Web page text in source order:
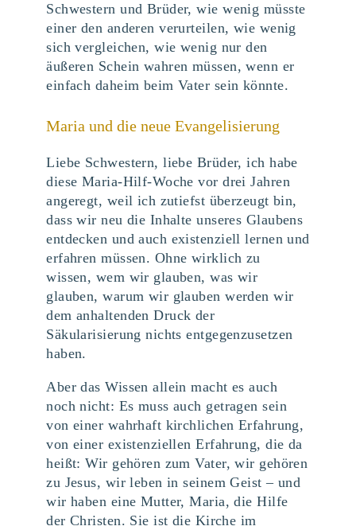
Schwestern und Brüder, wie wenig müsste
einer den anderen verurteilen, wie wenig
sich vergleichen, wie wenig nur den
äußeren Schein wahren müssen, wenn er
einfach daheim beim Vater sein könnte.
Maria und die neue Evangelisierung
Liebe Schwestern, liebe Brüder, ich habe
diese Maria-Hilf-Woche vor drei Jahren
angeregt, weil ich zutiefst überzeugt bin,
dass wir neu die Inhalte unseres Glaubens
entdecken und auch existenziell lernen und
erfahren müssen. Ohne wirklich zu
wissen, wem wir glauben, was wir
glauben, warum wir glauben werden wir
dem anhaltenden Druck der
Säkularisierung nichts entgegenzusetzen
haben.
Aber das Wissen allein macht es auch
noch nicht: Es muss auch getragen sein
von einer wahrhaft kirchlichen Erfahrung,
von einer existenziellen Erfahrung, die da
heißt: Wir gehören zum Vater, wir gehören
zu Jesus, wir leben in seinem Geist – und
wir haben eine Mutter, Maria, die Hilfe
der Christen. Sie ist die Kirche im